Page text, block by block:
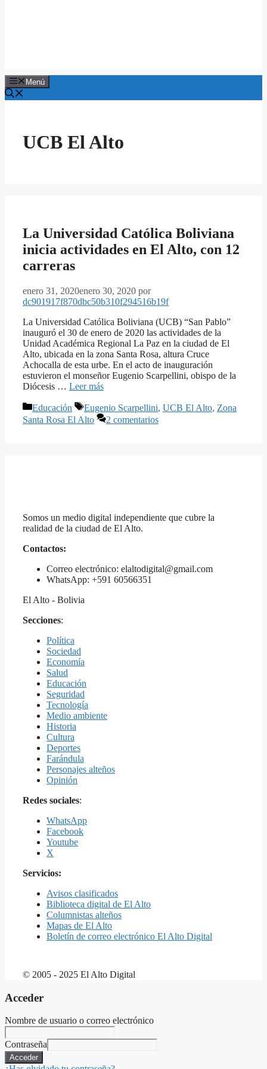
Menú
UCB El Alto
La Universidad Católica Boliviana
inicia actividades en El Alto, con 12
carreras
enero 31, 2020enero 30, 2020 por
dc901917f870dbc50b310f294516b19f
La Universidad Católica Boliviana (UCB) “San Pablo”
inauguró el 30 de enero de 2020 las actividades de la
Unidad Académica Regional La Paz en la ciudad de El
Alto, ubicada en la zona Santa Rosa, altura Cruce
Achocalla de esta urbe. En el acto de inauguración
estuvieron el monseñor Eugenio Scarpellini, obispo de la
Diócesis … Leer más
Categorías
Educación Etiquetas
Eugenio Scarpellini, UCB El Alto, Zona
Santa Rosa El Alto
2 comentarios
Somos un medio digital independiente que cubre la
realidad de la ciudad de El Alto.
Contactos:
Correo electrónico: elaltodigital@gmail.com
WhatsApp: +591 60566351
El Alto - Bolivia
Secciones:
Política
Sociedad
Economía
Salud
Educación
Seguridad
Tecnología
Medio ambiente
Historia
Cultura
Deportes
Farándula
Personajes alteños
Opinión
Redes sociales:
WhatsApp
Facebook
Youtube
X
Servicios:
Avisos clasificados
Biblioteca digital de El Alto
Columnistas alteños
Mapas de El Alto
Boletín de correo electrónico El Alto Digital
© 2005 - 2025 El Alto Digital
Acceder
Nombre de usuario o correo electrónico
Contraseña
Acceder